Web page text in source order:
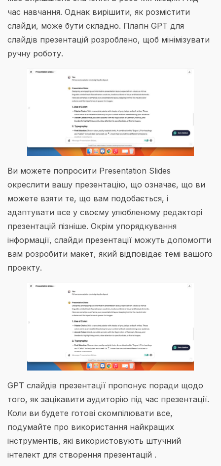
час навчання. Однак вирішити, як розмістити
слайди, може бути складно. Плагін GPT для
слайдів презентацій розроблено, щоб мінімізувати
ручну роботу.
Ви можете попросити Presentation Slides
окреслити вашу презентацію, що означає, що ви
можете взяти те, що вам подобається, і
адаптувати все у своєму улюбленому редакторі
презентацій пізніше. Окрім упорядкування
інформації, слайди презентації можуть допомогти
вам розробити макет, який відповідає темі вашого
проекту.
GPT слайдів презентації пропонує поради щодо
того, як зацікавити аудиторію під час презентації.
Коли ви будете готові скомпілювати все,
подумайте про використання найкращих
інструментів, які використовують штучний
інтелект для створення презентацій .